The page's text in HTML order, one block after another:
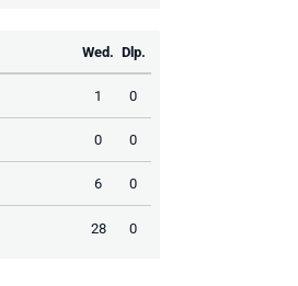
Wed. Dlp.
1 0
0 0
6 0
28 0